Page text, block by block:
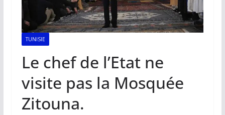
TUNISIE
Le chef de l’Etat ne
visite pas la Mosquée
Zitouna.